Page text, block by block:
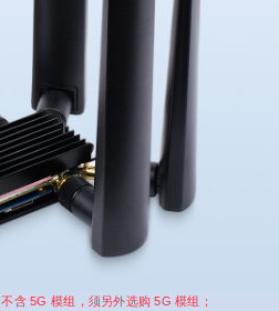
不含 5G 模组，须另外选购 5G 模组；